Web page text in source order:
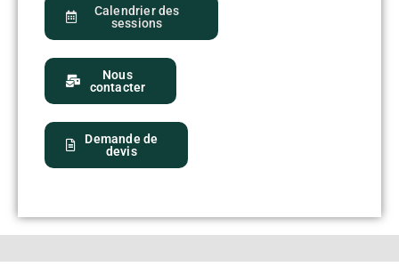
Demande de
devis
Calendrier des
sessions
Nous
contacter